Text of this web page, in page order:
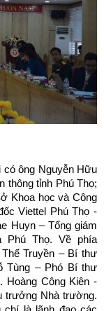
ông Nguyễn Hữu
thông tỉnh Phú Thọ;
Khoa học và Công
Viettel Phú Thọ -
Huyn – Tổng giám
Phú Thọ. Về phía
Truyền – Bí thư
Tùng – Phó Bí thư
Hoàng Công Kiên -
trưởng Nhà trường.